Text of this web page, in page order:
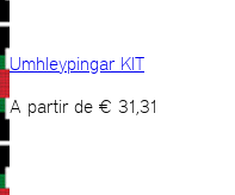
Umhleypingar KIT
A partir de € 31,31